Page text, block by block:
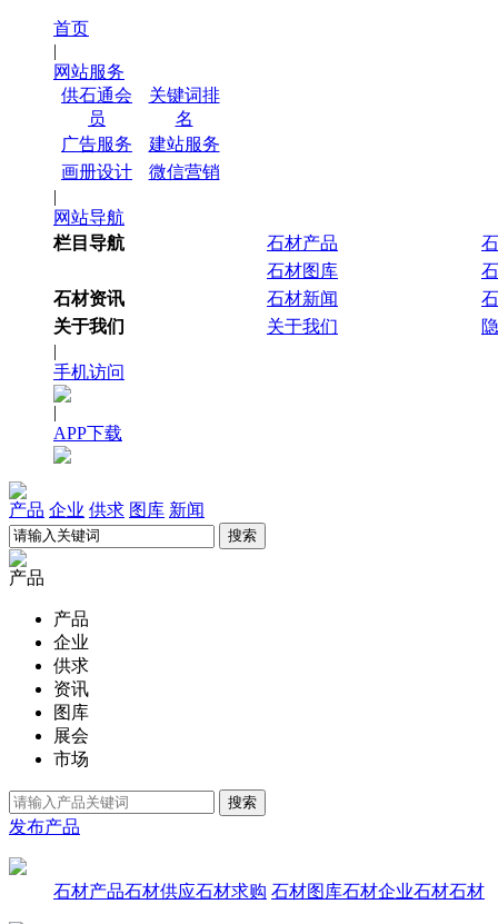
首页
|
网站服务
供石通会
员
关键词排
名
广告服务
建站服务
画册设计
微信营销
|
网站导航
栏目导航
石材产品
石材图库
石材资讯
石材新闻
关于我们
关于我们
|
手机访问
|
APP下载
产品 企业 供求 图库 新闻
产品
产品
企业
供求
资讯
图库
展会
市场
发布产品
石材产品石材供应石材求购 石材图库石材企业石材石材